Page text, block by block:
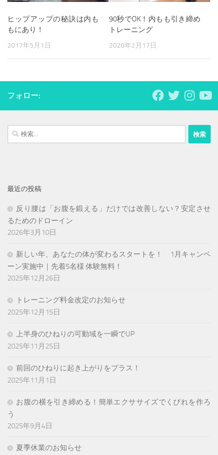
ヒップアップの秘訣は内も
もにあり！
2017年5月1日
90秒でOK！内もも引き締め
トレーニング
2020年2月17日
フォロー:
検
索:
最近の投稿
反り腰は「お腹を鍛える」だけでは改善しない？安定させ
るためのドローイン
2026年3月10日
新しい年、あなたの体が変わるスタートを！ 1月キャンペ
ーン実施中｜先着5名様 体験無料！
2025年12月26日
トレーニング料金改定のお知らせ
2025年12月15日
上半身のひねりの可動域を一瞬でUP
2025年11月25日
前回のひねりに起き上がりをプラス！
2025年11月1日
お腹の横を引き締める！簡単エクササイズでくびれを作ろ
う
2025年9月4日
夏季休業のお知らせ